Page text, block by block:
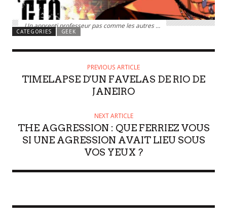
Un apprenti professeur pas comme les autres …
CATEGORIES GEEK
PREVIOUS ARTICLE
TIMELAPSE D'UN FAVELAS DE RIO DE
JANEIRO
NEXT ARTICLE
THE AGGRESSION : QUE FERRIEZ VOUS
SI UNE AGRESSION AVAIT LIEU SOUS
VOS YEUX ?